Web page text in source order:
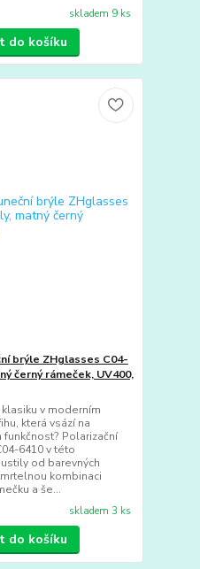
skladem 9 ks
do košíku
brýle ZHglasses C04-
černý rámeček, UV400,
v moderním
která vsází na
Polarizační
6410 v této
od barevných
kombinaci
a še...
skladem 3 ks
do košíku